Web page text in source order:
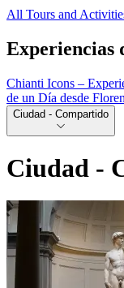
All Tours and
Experiencias
Chianti Icons –
de un Día desde
Ciudad - Compartido
Ciudad -